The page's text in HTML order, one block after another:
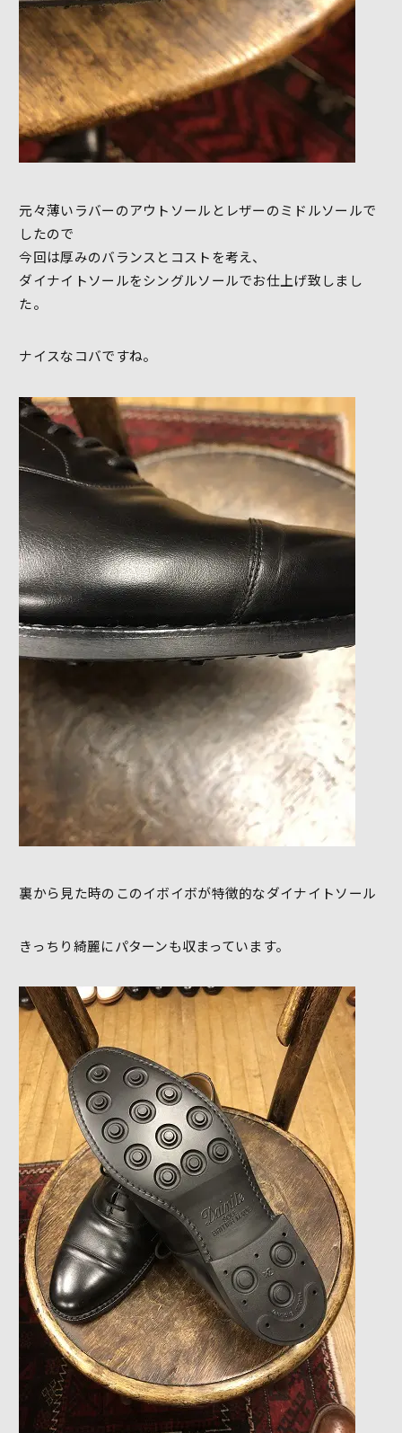
元々薄いラバーのアウトソールとレザーのミドルソールで
したので
今回は厚みのバランスとコストを考え、
ダイナイトソールをシングルソールでお仕上げ致しまし
た。
ナイスなコバですね。
裏から見た時のこのイボイボが特徴的なダイナイトソール
きっちり綺麗にパターンも収まっています。